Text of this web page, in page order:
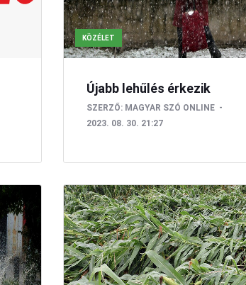
KÖZÉLET
Újabb lehűlés érkezik
SZERZŐ: MAGYAR SZÓ ONLINE
2023. 08. 30. 21:27